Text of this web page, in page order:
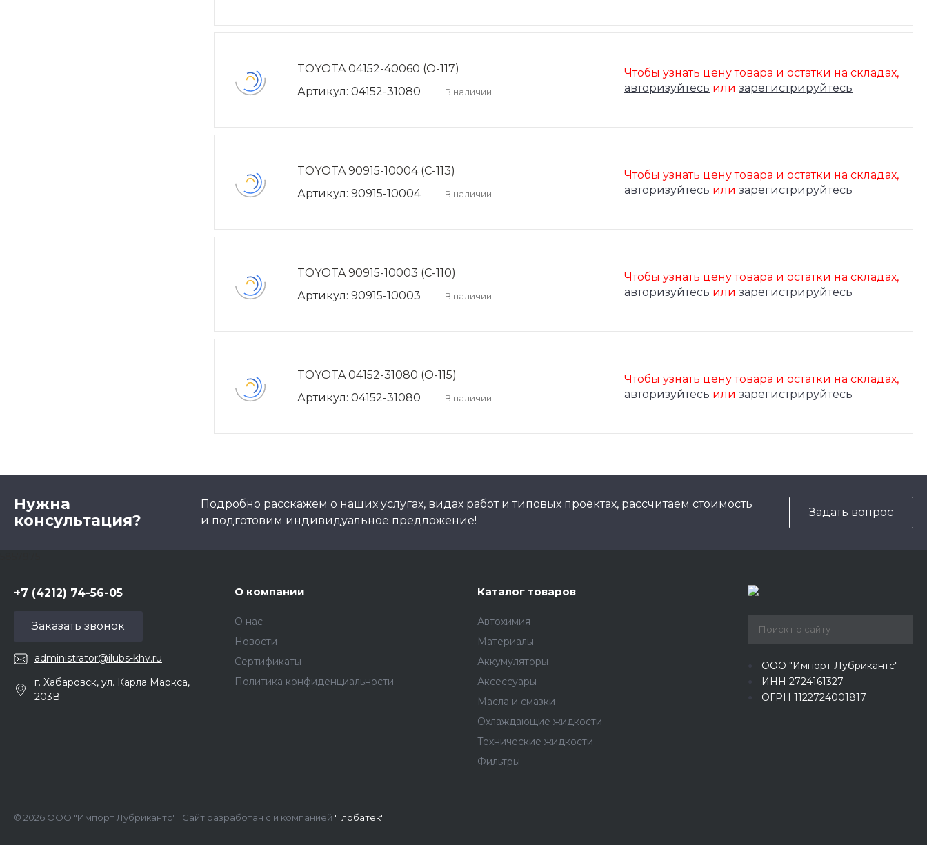
TOYOTA 04152-40060 (O-117)
Артикул: 04152-31080
В наличии
Чтобы узнать цену товара и остатки на складах,
авторизуйтесь или зарегистрируйтесь
TOYOTA 90915-10004 (C-113)
Артикул: 90915-10004
В наличии
Чтобы узнать цену товара и остатки на складах,
авторизуйтесь или зарегистрируйтесь
TOYOTA 90915-10003 (C-110)
Артикул: 90915-10003
В наличии
Чтобы узнать цену товара и остатки на складах,
авторизуйтесь или зарегистрируйтесь
TOYOTA 04152-31080 (O-115)
Артикул: 04152-31080
В наличии
Чтобы узнать цену товара и остатки на складах,
авторизуйтесь или зарегистрируйтесь
Нужна
консультация?
Подробно расскажем о наших услугах, видах работ и типовых проектах, рассчитаем стоимость
и подготовим индивидуальное предложение!
Задать вопрос
+7 (4212) 74-56-05
Заказать звонок
administrator@ilubs-khv.ru
г. Хабаровск, ул. Карла Маркса,
203В
О компании
О нас
Новости
Сертификаты
Политика конфиденциальности
Каталог товаров
Автохимия
Материалы
Аккумуляторы
Аксессуары
Масла и смазки
Охлаждающие жидкости
Технические жидкости
Фильтры
ООО "Импорт Лубрикантс"
ИНН 2724161327
ОГРН 1122724001817
© 2026 ООО "Импорт Лубрикантс" | Сайт разработан с и компанией "Глобатек"